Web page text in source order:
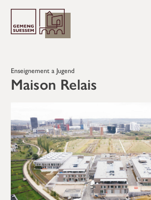
Enseignement a Jugend
Maison Relais